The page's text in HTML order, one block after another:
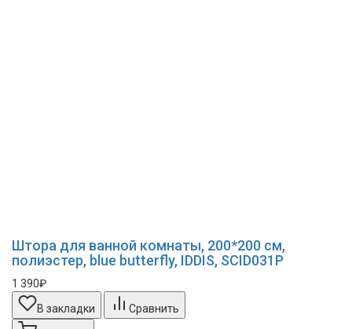
Штора для ванной комнаты, 200*200 см,
полиэстер, blue butterfly, IDDIS, SCID031P
1 390₽
В закладки
Сравнить